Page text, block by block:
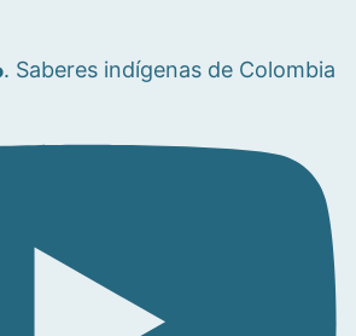
Saberes indígenas de Colombia